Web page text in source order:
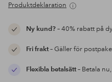
Produktdeklaration
Ny kund?– 40% rabatt på
Fri frakt– Gäller för
Flexibla betalsätt– Betala